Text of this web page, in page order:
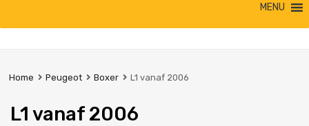
de
MENU
Home Peugeot Boxer L1 vanaf 2006
L1 vanaf 2006